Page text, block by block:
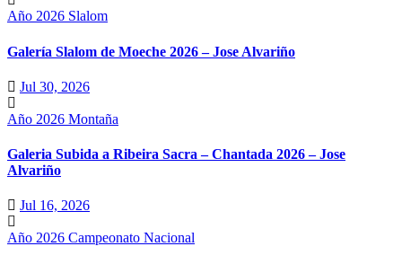
Año 2026 Slalom
Galería Slalom de Moeche 2026 – Jose Alvariño
Jul 30, 2026
Año 2026 Montaña
Galeria Subida a Ribeira Sacra – Chantada 2026 – Jose
Alvariño
Jul 16, 2026
Año 2026 Campeonato Nacional